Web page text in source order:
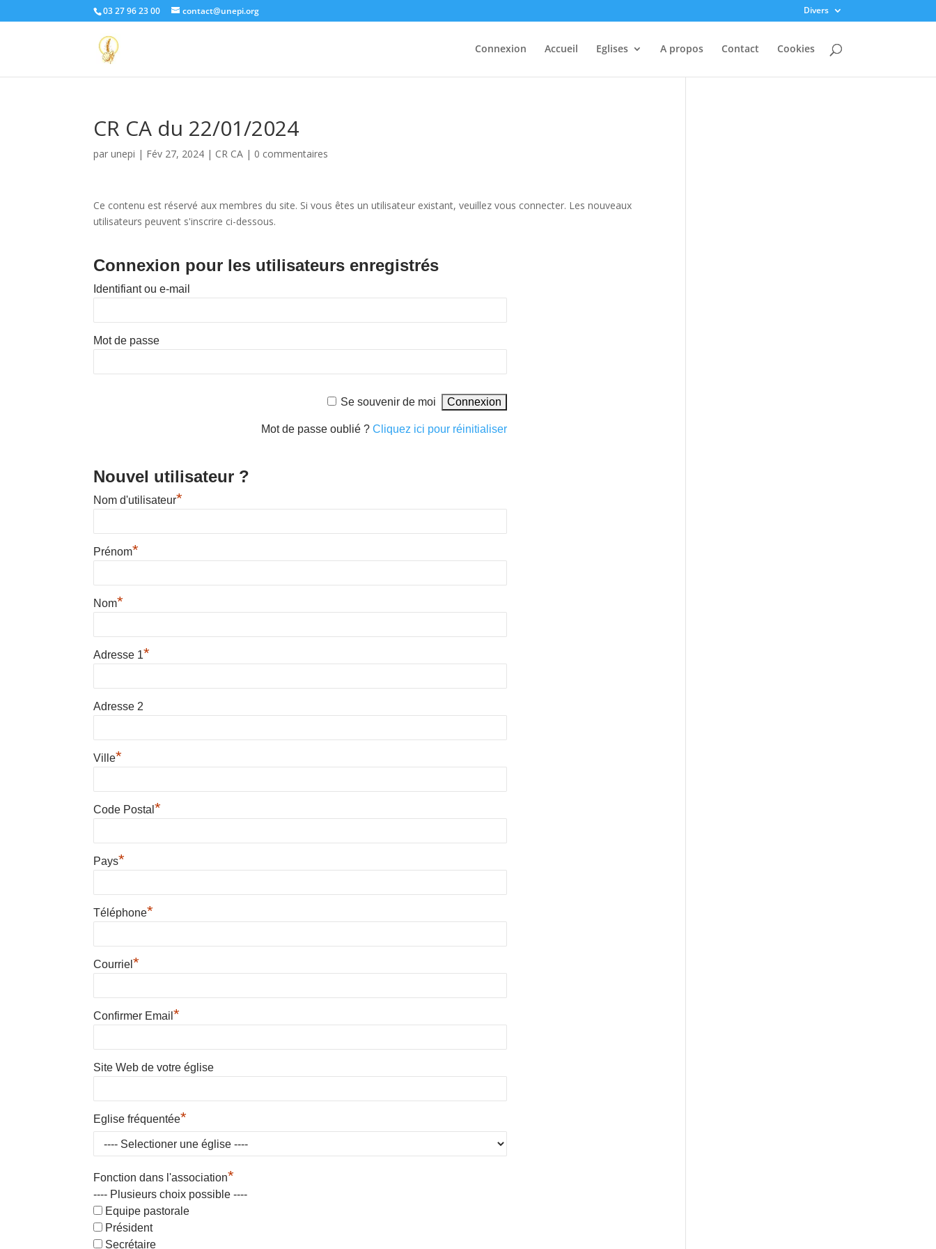
03 27 96 23 00 contact@unepi.org Divers
Connexion Accueil Eglises A propos Contact Cookies
CR CA du 22/01/2024
parunepi | Fév 27, 2024 | CR CA | 0 commentaires
Ce contenu est réservé aux membres du site. Si vous êtes un utilisateur existant, veuillez vous connecter. Les nouveaux
utilisateurs peuvent s'inscrire ci-dessous.
Connexion pour les utilisateurs enregistrés
Identifiant ou e-mail
Mot de passe
Se souvenir de moi
Mot de passe oublié ?Cliquez ici pour réinitialiser
Nouvel utilisateur ?
Nom d'utilisateur*
Prénom*
Nom*
Adresse 1*
Adresse 2
Ville*
Code Postal*
Pays*
Téléphone*
Courriel*
Confirmer Email*
Site Web de votre église
Eglise fréquentée*
Fonction dans l'association*
---- Plusieurs choix possible ----
Equipe pastorale
Président
Secrétaire